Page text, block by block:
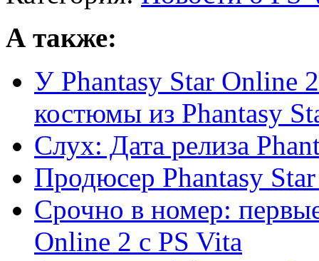
А также:
У Phantasy Star Online
костюмы из Phantasy
Слух: Дата релиза
Продюсер Phantasy
Срочно в номер:
Online 2 с PS Vita